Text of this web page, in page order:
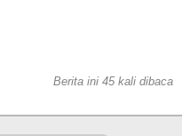
Berita ini 45 kali dibaca